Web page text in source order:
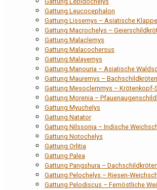
Gattung Leucocephalon
Gattung Lissemys – Asiatische
Gattung Macrochelys –
Gattung Malaclemys
Gattung Malacochersus
Gattung Malayemys
Gattung Manouria – Asiatische
Gattung Mauremys – Bachschildkröten
Gattung Mesoclemmys – Krötenkopf-
Gattung Morenia –
Gattung Myuchelys
Gattung Natator
Gattung Nilssonia – Indische
Gattung Notochelys
Gattung Orlitia
Gattung Palea
Gattung Pangshura – Dachschildkröten
Gattung Pelochelys – Riesen-
Gattung Pelodiscus – Fernöstliche